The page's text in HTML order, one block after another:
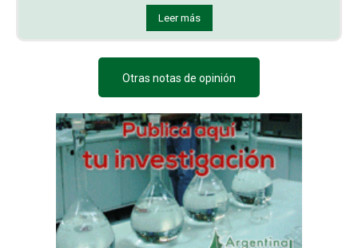
Leer más
Otras notas de opinión